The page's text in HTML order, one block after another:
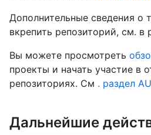
Дополнительные сведения о
вкрепить репозиторий, см. в
Вы можете просмотреть
проекты и начать участие в
репозиториях. См . раздел
Дальнейшие